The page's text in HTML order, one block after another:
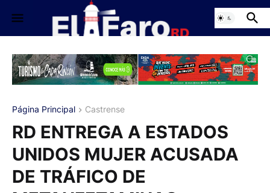
Página Principal Castrense
RD ENTREGA A ESTADOS
UNIDOS MUJER ACUSADA
DE TRÁFICO DE